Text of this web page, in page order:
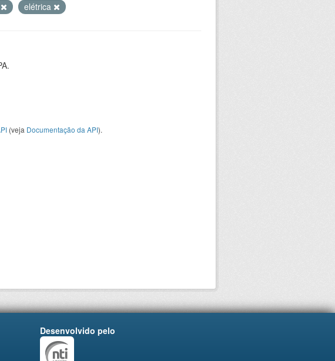
elétrica
(veja Documentação da API).
Desenvolvido pelo